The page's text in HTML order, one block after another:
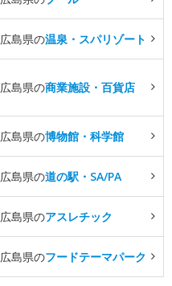
広島県の温泉・スパリゾート
広島県の商業施設・百貨店
広島県の博物館・科学館
広島県の道の駅・SA/PA
広島県のアスレチック
広島県のフードテーマパーク